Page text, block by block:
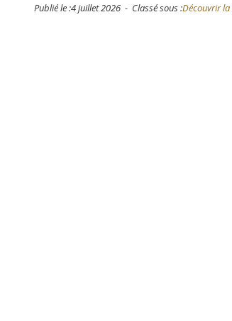
Publié le :4 juillet 2026 - Classé sous :Découvrir